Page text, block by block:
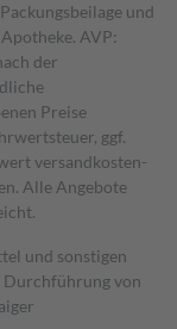
und
AVP:
der
Preise
ggf.
versand­kosten­
Alle Angebote
und sonstigen
Durchführung von